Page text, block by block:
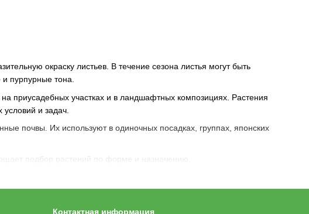
окраску листьев. В течение сезона листья могут быть
пурпурные тона.
приусадебных участках и в ландшафтных композициях. Растения
и задач.
почвы. Их используют в одиночных посадках, группах, японских
подбор растений по форме и назначению.
Контактная информация